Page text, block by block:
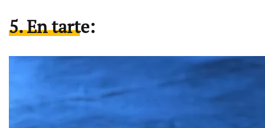
5. En tarte: